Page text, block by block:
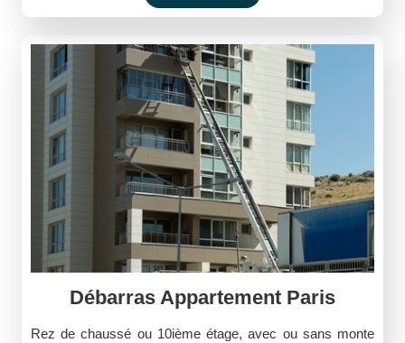
Débarras Appartement Paris
Rez de chaussé ou 10ième étage, avec ou sans monte